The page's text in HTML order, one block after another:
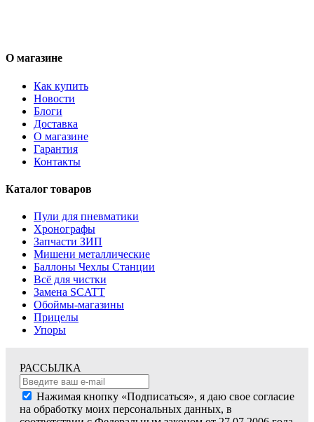
О магазине
Как купить
Новости
Блоги
Доставка
О магазине
Гарантия
Контакты
Каталог товаров
Пули для пневматики
Хронографы
Запчасти ЗИП
Мишени металлические
Баллоны Чехлы Станции
Всё для чистки
Замена SCATT
Обоймы-магазины
Прицелы
Упоры
РАССЫЛКА
Нажимая кнопку «Подписаться», я даю свое согласие
на обработку моих персональных данных, в